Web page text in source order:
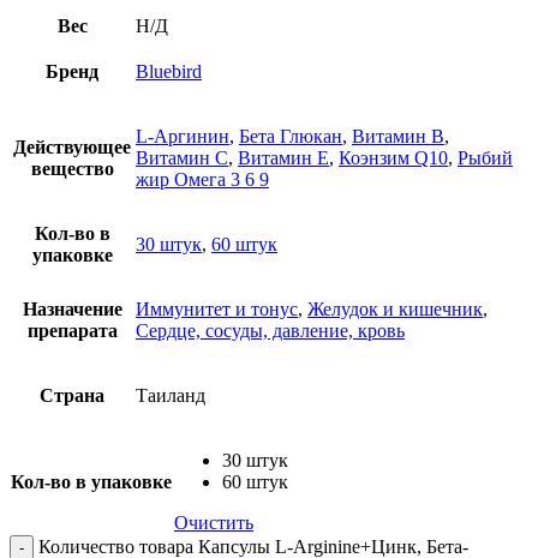
Вес Н/Д
Бренд Bluebird
Действующее
вещество
L-Аргинин, Бета Глюкан, Витамин B,
Витамин C, Витамин E, Коэнзим Q10, Рыбий
жир Омега 3 6 9
Кол-во в
упаковке
30 штук, 60 штук
Назначение
препарата
Иммунитет и тонус, Желудок и кишечник,
Сердце, сосуды, давление, кровь
Страна Таиланд
Кол-во в упаковке
30 штук
60 штук
Очистить
Количество товара Капсулы L-Arginine+Цинк, Бета-